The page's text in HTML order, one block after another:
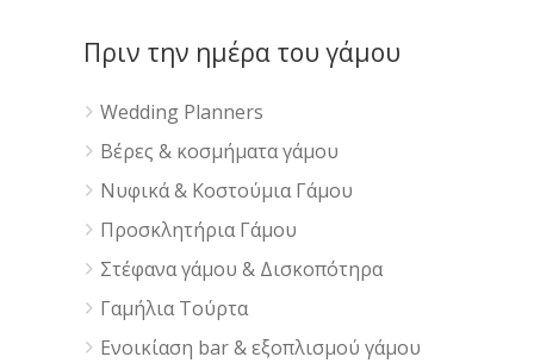
Πριν την ημέρα του γάμου
Wedding Planners
Βέρες & κοσμήματα γάμου
Νυφικά & Κοστούμια Γάμου
Προσκλητήρια Γάμου
Στέφανα γάμου & Δισκοπότηρα
Γαμήλια Τούρτα
Ενοικίαση bar & εξοπλισμού γάμου